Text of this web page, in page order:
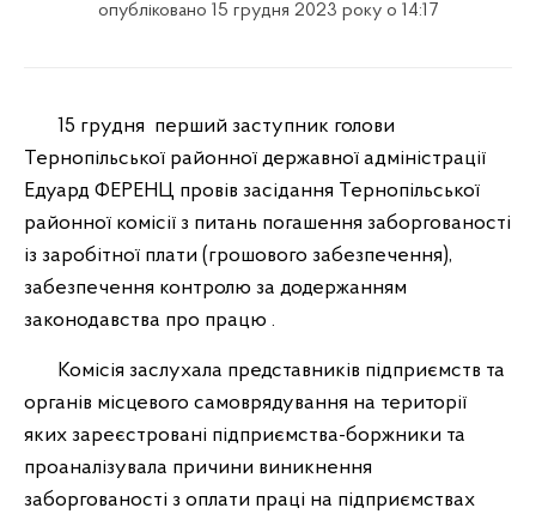
опубліковано 15 грудня 2023 року о 14:17
15 грудня перший заступник голови
Тернопільської районної державної адміністрації
Едуард ФЕРЕНЦ провів засідання Тернопільської
районної комісії з питань погашення заборгованості
із заробітної плати (грошового забезпечення),
забезпечення контролю за додержанням
законодавства про працю .
Комісія заслухала представників підприємств та
органів місцевого самоврядування на території
яких зареєстровані підприємства-боржники та
проаналізувала причини виникнення
заборгованості з оплати праці на підприємствах